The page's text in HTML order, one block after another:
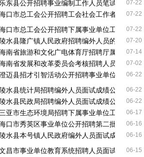
东县公开招聘事业编制工作人员笔试成绩及
07-22
口市总工会公开招聘工会社会工作者综合成
07-22
口市总工会公开招聘下属事业单位工作人员
07-22
水县隆广镇人民政府招聘编外人员的面试成
07-20
南省旅游和文化广电体育厅招聘厅属事业单
07-14
南省发展和改革委员会考核招聘人员综合成
07-02
迈县招才引智活动公开招聘事业单位笔试成
06-22
水县统计局招聘编外人员面试成绩公示公告
06-22
水县民政局招聘编外人员面试成绩公示公告
06-22
亚市生态环境局招聘下属事业单位工作人员
06-17
口市秀英区事业单位公开招聘第二批面试及
06-16
水县本号镇人民政府编外人员面试成绩公示
06-16
昌市事业单位教育系统招聘人员面试、综合
06-15